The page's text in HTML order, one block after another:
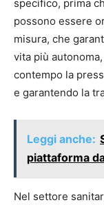
specifico, prima
possono essere
misura, che
vita più
contempo la
e garantendo la
Leggi anche:
piattaforma
Nel settore